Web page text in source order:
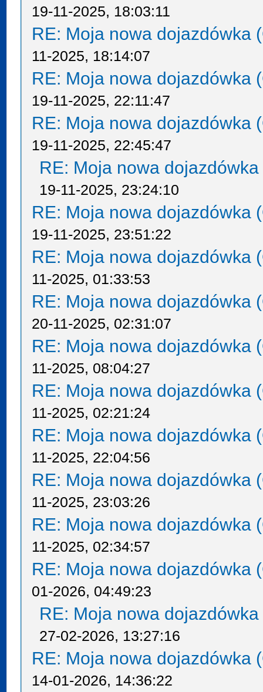
19-11-2025, 18:03:11
RE: Moja nowa dojazdówka
11-2025, 18:14:07
RE: Moja nowa dojazdówka
19-11-2025, 22:11:47
RE: Moja nowa dojazdówka
19-11-2025, 22:45:47
RE: Moja nowa
19-11-2025, 23:24:10
RE: Moja nowa dojazdówka
19-11-2025, 23:51:22
RE: Moja nowa dojazdówka
11-2025, 01:33:53
RE: Moja nowa dojazdówka
20-11-2025, 02:31:07
RE: Moja nowa dojazdówka
11-2025, 08:04:27
RE: Moja nowa dojazdówka
11-2025, 02:21:24
RE: Moja nowa dojazdówka
11-2025, 22:04:56
RE: Moja nowa dojazdówka
11-2025, 23:03:26
RE: Moja nowa dojazdówka
11-2025, 02:34:57
RE: Moja nowa dojazdówka
01-2026, 04:49:23
RE: Moja nowa
27-02-2026, 13:27:16
RE: Moja nowa dojazdówka
14-01-2026, 14:36:22